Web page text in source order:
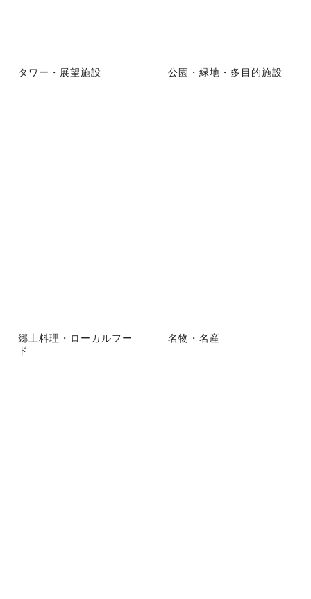
タワー・展望施設 公園・緑地・多目的施設
郷土料理・ローカルフー
ド
名物・名産